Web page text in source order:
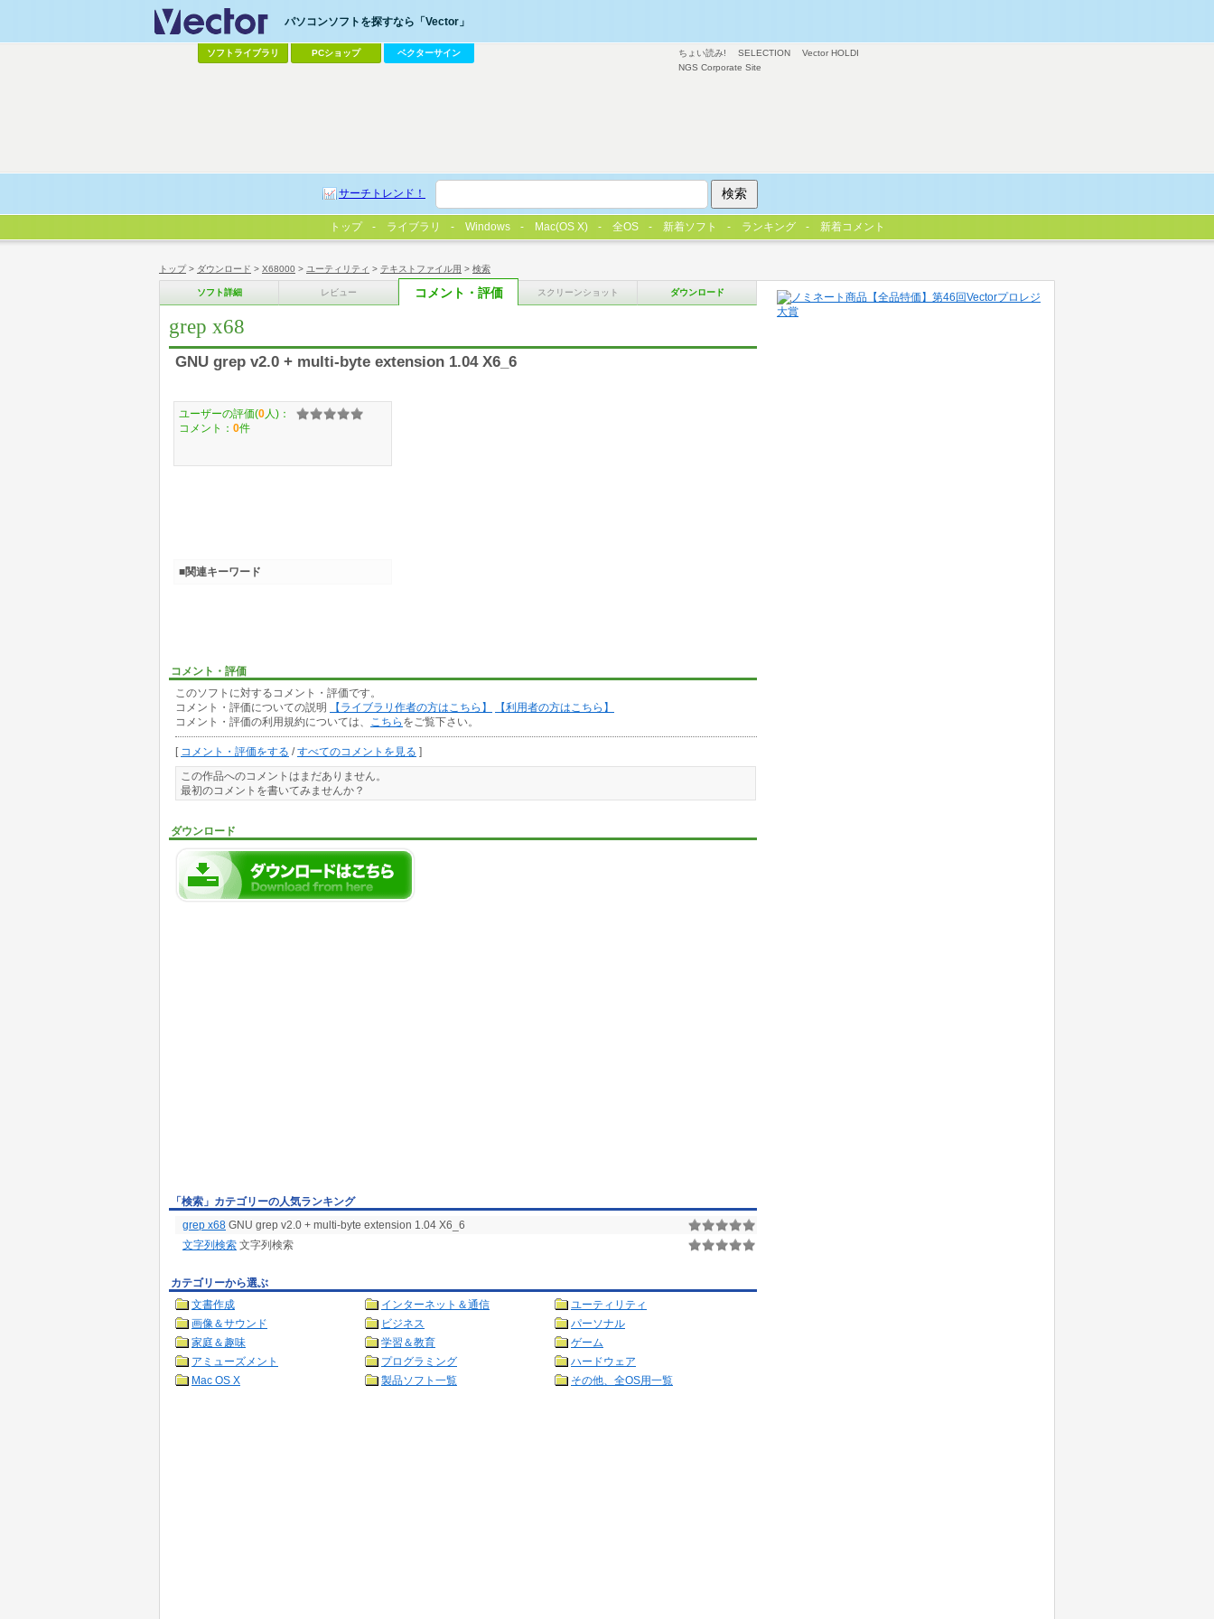
トップ> ダウンロード > X68000 > ユーティリティ > テキストファイル用 > 検索
ソフト詳細 レビュー コメント・評価 スクリーンショット ダウンロード
grep x68
GNU grep v2.0 + multi-byte extension 1.04 X6_6
コメント・評価
このソフトに対するコメント・評価です。
コメント・評価についての説明
【ライブラリ作者の方はこちら】
【利用者の方はこちら】
コメント・評価の利用規約については、
こちら をご覧下さい。
[ コメント・評価をする /すべてのコメントを見る ]
この作品へのコメントはまだありません。
最初のコメントを書いてみませんか？
ダウンロード
ユーザーの評価(0 人)：
コメント： 0件
■関連キーワード
「検索」カテゴリーの人気ランキング
grep x68 GNU grep v2.0 + multi-byte extension 1.04 X6_6
文字列検索 文字列検索
カテゴリーから選ぶ
文書作成
インターネット＆通信
ユーティリティ
画像＆サウンド
ビジネス
パーソナル
家庭＆趣味
学習＆教育
ゲーム
アミューズメント
プログラミング
ハードウェア
Mac OS X
製品ソフト一覧 その他、全OS用一覧
ちょい読み! SELECTION
Vector HOLDI
NGS Corporate Site
パソコンソフトを探すなら「Vector」
ソフトライブラリ PCショップ ベクターサイン
サーチトレンド！
トップ ライブラリ Windows Mac(OS X) 全OS 新着ソフト ランキング 新着コメント